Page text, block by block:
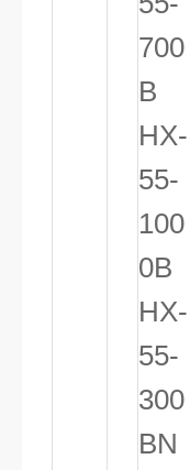
700
B
HX-
55-
100
0B
HX-
55-
300
BN